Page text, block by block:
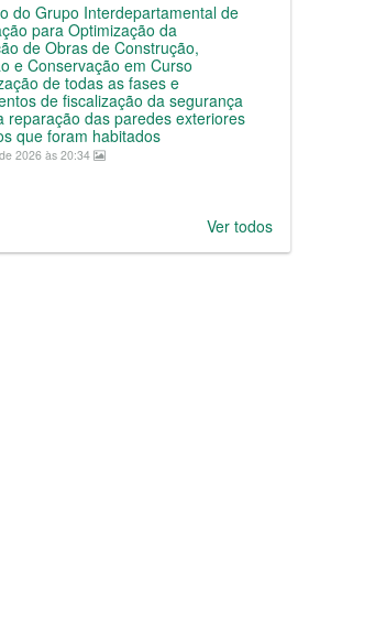
do Grupo Interdepartamental de
para Optimização da
de Obras de Construção,
e Conservação em Curso
de todas as fases e
de fiscalização da segurança
reparação das paredes exteriores
que foram habitados
2026 às 20:34
Ver todos